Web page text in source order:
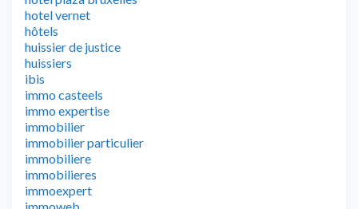
hotel vernet
hôtels
huissier de justice
huissiers
ibis
immo casteels
immo expertise
immobilier
immobilier particulier
immobiliere
immobilieres
immoexpert